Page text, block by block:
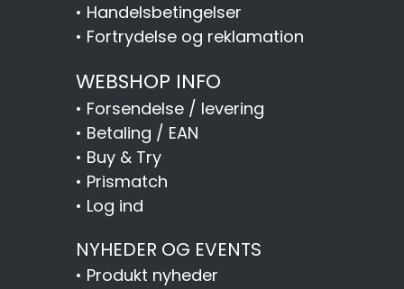
• Handelsbetingelser
• Fortrydelse og reklamation
WEBSHOP INFO
• Forsendelse / levering
• Betaling / EAN
• Buy & Try
• Prismatch
• Log ind
NYHEDER OG EVENTS
• Produkt nyheder